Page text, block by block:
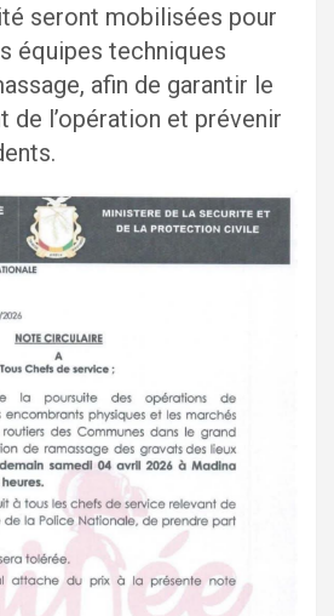
seront mobilisées pour
équipes techniques
afin de garantir le
de l’opération et prévenir